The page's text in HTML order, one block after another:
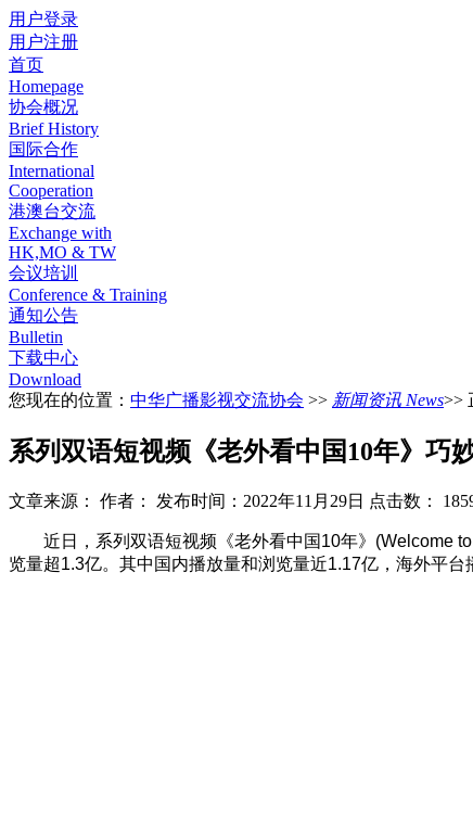
用户登录
用户注册
首页
Homepage
协会概况
Brief History
国际合作
International
Cooperation
港澳台交流
Exchange with
HK,MO & TW
会议培训
Conference & Training
通知公告
Bulletin
下载中心
Download
您现在的位置： 中华广播影视交流协会 >> 新闻资讯 News>>
系列双语短视频《老外看中国10年》巧
文章来源： 作者： 发布时间：2022年11月29日 点击数：
近日，系列双语短视频《老外看中国10年》(Welcome
览量超1.3亿。其中国内播放量和浏览量近1.17亿，海外平